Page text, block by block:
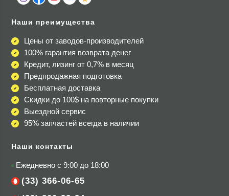
Наши преимущества
Цены от заводов-производителей
100% гарантия возврата денег
Кредит, лизинг от 0,7% в месяц
Предпродажная подготовка
Бесплатная доставка
Скидки до 100$ на повторные покупки
Выездной сервис
95% запчастей всегда в наличии
Наши контакты
Ежедневно с 9:00 до 18:00
(33) 366-06-65